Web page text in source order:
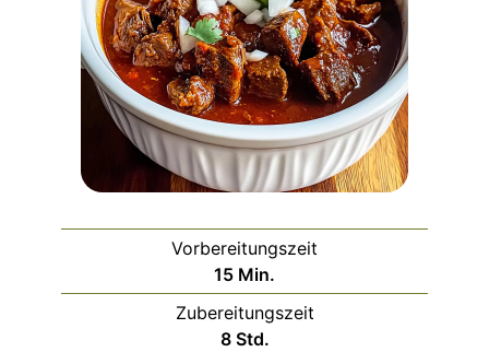
Vorbereitungszeit
15Minuten
Min.
Zubereitungszeit
8Stunden
Std.